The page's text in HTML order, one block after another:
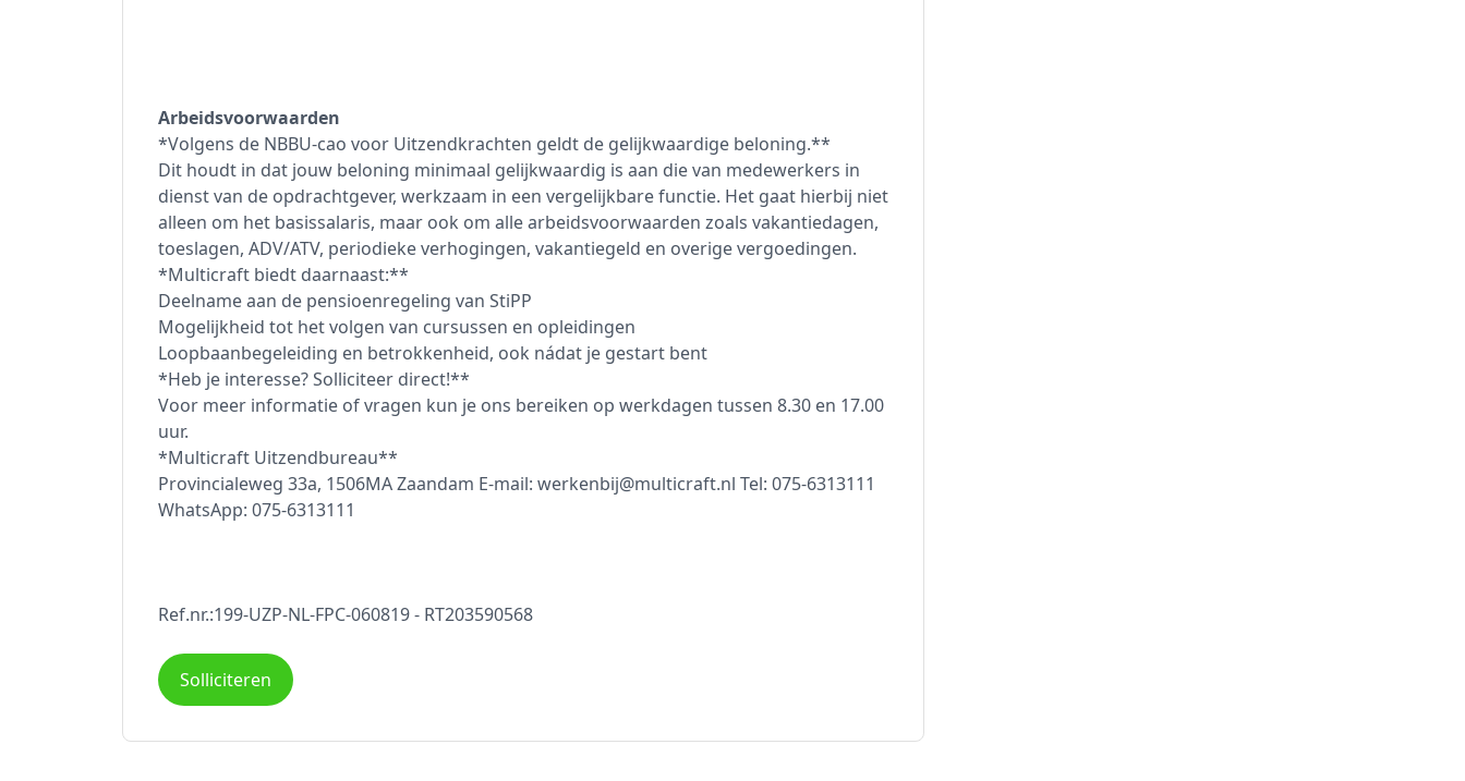
Arbeidsvoorwaarden
*Volgens de NBBU-cao voor Uitzendkrachten geldt de gelijkwaardige beloning.**
Dit houdt in dat jouw beloning minimaal gelijkwaardig is aan die van medewerkers in
dienst van de opdrachtgever, werkzaam in een vergelijkbare functie. Het gaat hierbij niet
alleen om het basissalaris, maar ook om alle arbeidsvoorwaarden zoals vakantiedagen,
toeslagen, ADV/ATV, periodieke verhogingen, vakantiegeld en overige vergoedingen.
*Multicraft biedt daarnaast:**
Deelname aan de pensioenregeling van StiPP
Mogelijkheid tot het volgen van cursussen en opleidingen
Loopbaanbegeleiding en betrokkenheid, ook nádat je gestart bent
*Heb je interesse? Solliciteer direct!**
Voor meer informatie of vragen kun je ons bereiken op werkdagen tussen 8.30 en 17.00
uur.
*Multicraft Uitzendbureau**
Provincialeweg 33a, 1506MA Zaandam E-mail: werkenbij@multicraft.nl Tel: 075-6313111
WhatsApp: 075-6313111
Ref.nr.:199-UZP-NL-FPC-060819 - RT203590568
Solliciteren